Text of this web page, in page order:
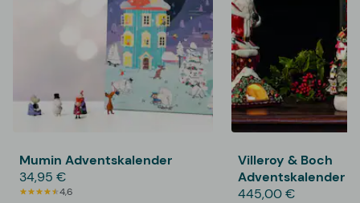
Mumin Adventskalender
34,95 €
4,6
Villeroy & Boch
Adventskalender
Weihnachtsbaum
445,00 €